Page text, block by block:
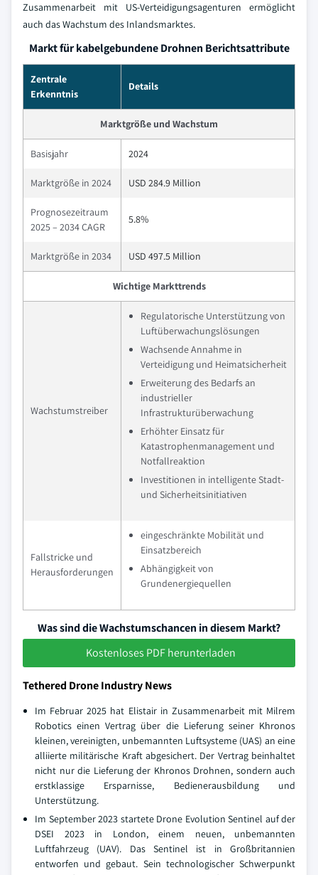
Zusammenarbeit mit US-Verteidigungsagenturen ermöglicht
auch das Wachstum des Inlandsmarktes.
Markt für kabelgebundene Drohnen Berichtsattribute
Zentrale
Erkenntnis
Details
Marktgröße und Wachstum
Basisjahr 2024
Marktgröße in 2024 USD 284.9 Million
Prognosezeitraum
2025 – 2034 CAGR
5.8%
Marktgröße in 2034 USD 497.5 Million
Wichtige Markttrends
Wachstumstreiber
Regulatorische Unterstützung von
Luftüberwachungslösungen
Wachsende Annahme in
Verteidigung und Heimatsicherheit
Erweiterung des Bedarfs an
industrieller
Infrastrukturüberwachung
Erhöhter Einsatz für
Katastrophenmanagement und
Notfallreaktion
Investitionen in intelligente Stadt-
und Sicherheitsinitiativen
Fallstricke und
Herausforderungen
eingeschränkte Mobilität und
Einsatzbereich
Abhängigkeit von
Grundenergiequellen
Was sind die Wachstumschancen in diesem Markt?
Kostenloses PDF herunterladen
Tethered Drone Industry News
Im Februar 2025 hat Elistair in Zusammenarbeit mit Milrem
Robotics einen Vertrag über die Lieferung seiner Khronos
kleinen, vereinigten, unbemannten Luftsysteme (UAS) an eine
alliierte militärische Kraft abgesichert. Der Vertrag beinhaltet
nicht nur die Lieferung der Khronos Drohnen, sondern auch
erstklassige Ersparnisse, Bedienerausbildung und
Unterstützung.
Im September 2023 startete Drone Evolution Sentinel auf der
DSEI 2023 in London, einem neuen, unbemannten
Luftfahrzeug (UAV). Das Sentinel ist in Großbritannien
entworfen und gebaut. Sein technologischer Schwerpunkt